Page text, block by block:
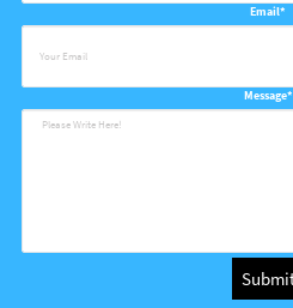
Email*
Message*